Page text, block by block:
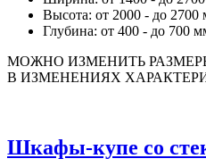
Высота: от 2000 - до 2700
Глубина: от 400 - до 700
МОЖНО ИЗМЕНИТЬ
В ИЗМЕНЕНИЯХ
Шкафы-купе со